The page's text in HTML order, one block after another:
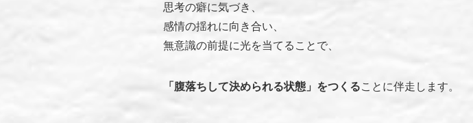
思考の癖に気づき、
感情の揺れに向き合い、
無意識の前提に光を当てることで、
「腹落ちして決められる状態」をつくることに伴走します。